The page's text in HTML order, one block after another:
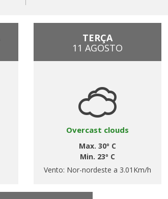
TERÇA
11 AGOSTO
Overcast clouds
Max. 30º C
Min. 23º C
Vento: Nor-nordeste a 3.01Km/h